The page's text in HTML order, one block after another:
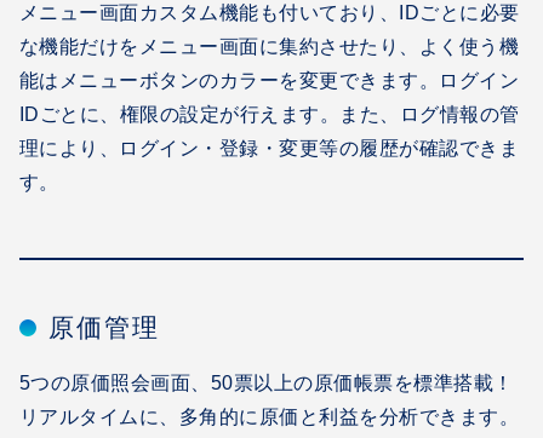
メニュー画面カスタム機能も付いており、IDごとに必要
な機能だけをメニュー画面に集約させたり、よく使う機
能はメニューボタンのカラーを変更できます。ログイン
IDごとに、権限の設定が行えます。また、ログ情報の管
理により、ログイン・登録・変更等の履歴が確認できま
す。
原価管理
5つの原価照会画面、50票以上の原価帳票を標準搭載！
リアルタイムに、多角的に原価と利益を分析できます。